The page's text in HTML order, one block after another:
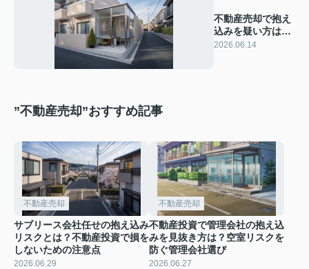
不動産売却で抱え
込みを疑い方は？
不動産会社の見抜
2026.06.14
”不動産売却”おすすめ記事
不動産売却
サブリース会社任せの抱え込み
リスクとは？不動産投資で損を
しないための注意点
2026.06.29
不動産売却
不動産投資で管理会社の抱え込
みを見抜き方は？空室リスクを
防ぐ管理会社選び
2026.06.27